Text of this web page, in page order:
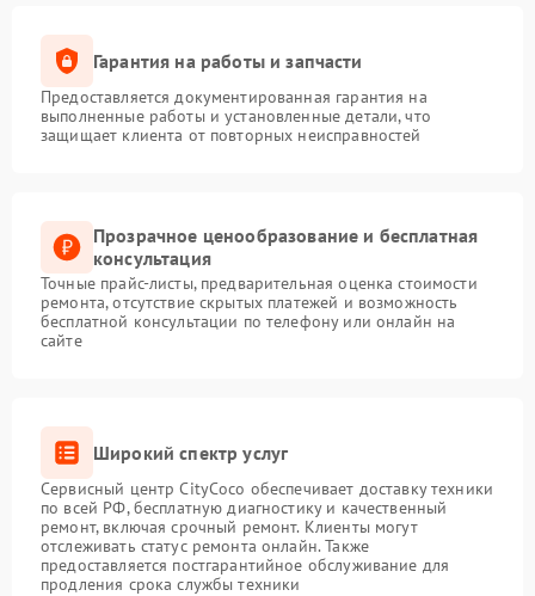
Гарантия на работы и запчасти
Предоставляется документированная гарантия на
выполненные работы и установленные детали, что
защищает клиента от повторных неисправностей
Прозрачное ценообразование и бесплатная
консультация
Точные прайс-листы, предварительная оценка стоимости
ремонта, отсутствие скрытых платежей и возможность
бесплатной консультации по телефону или онлайн на
сайте
Широкий спектр услуг
Сервисный центр CityCoco обеспечивает доставку техники
по всей РФ, бесплатную диагностику и качественный
ремонт, включая срочный ремонт. Клиенты могут
отслеживать статус ремонта онлайн. Также
предоставляется постгарантийное обслуживание для
продления срока службы техники